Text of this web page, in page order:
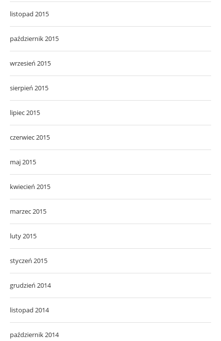
listopad 2015
październik 2015
wrzesień 2015
sierpień 2015
lipiec 2015
czerwiec 2015
maj 2015
kwiecień 2015
marzec 2015
luty 2015
styczeń 2015
grudzień 2014
listopad 2014
październik 2014